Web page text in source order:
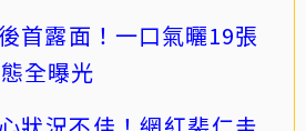
首露面！一口氣曬19張
全曝光